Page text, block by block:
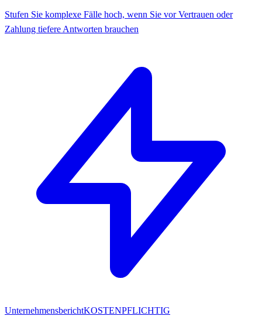
Stufen Sie komplexe Fälle hoch, wenn Sie vor Vertrauen oder
Zahlung tiefere Antworten brauchen
UnternehmensberichtKOSTENPFLICHTIG